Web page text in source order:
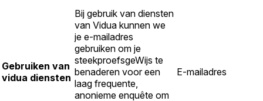
Gebruiken van
vidua diensten
Bij gebruik van diensten
van Vidua kunnen we
je e-mailadres
gebruiken om je
steekproefsgeWijs te
benaderen voor een
laag frequente,
anonieme enquête om
E-mailadres